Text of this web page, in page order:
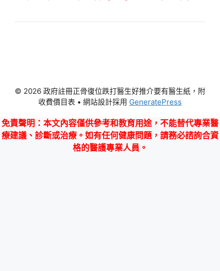
© 2026 政府註冊正骨復位跌打醫生好推介要有醫生紙，附
收費價目表 • 網站設計採用 GeneratePress
免責聲明 ：本文內容僅供參考和教育用途，不能替代專業醫
療建議、診斷或治療。如有任何健康問題，請務必諮詢合資
格的醫護專業人員。